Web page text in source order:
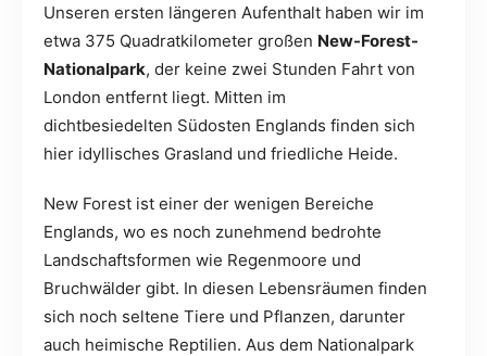
Unseren ersten längeren Aufenthalt haben wir im
etwa 375 Quadratkilometer großen New-Forest-
Nationalpark, der keine zwei Stunden Fahrt von
London entfernt liegt. Mitten im
dichtbesiedelten Südosten Englands finden sich
hier idyllisches Grasland und friedliche Heide.
New Forest ist einer der wenigen Bereiche
Englands, wo es noch zunehmend bedrohte
Landschaftsformen wie Regenmoore und
Bruchwälder gibt. In diesen Lebensräumen finden
sich noch seltene Tiere und Pflanzen, darunter
auch heimische Reptilien. Aus dem Nationalpark